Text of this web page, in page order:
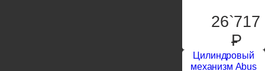
26`717
P
Цилиндровый
механизм Abus